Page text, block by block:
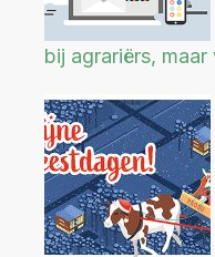
bij agrariërs,